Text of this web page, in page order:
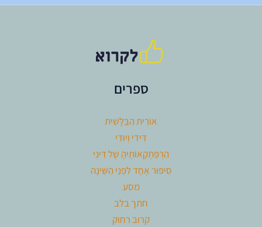
ספרים
אוֹרִית הַבַּלָּשִׁית
דִּידִי וְיוּדִי
הַרְפַּתְקָאוֹתֶיהָ שֶׁל דִּינִי
סִיפּוּר אֶחָד לִפְנֵי הַשֵּׁינָה
מסע
חתך בלב
קרוב רחוק